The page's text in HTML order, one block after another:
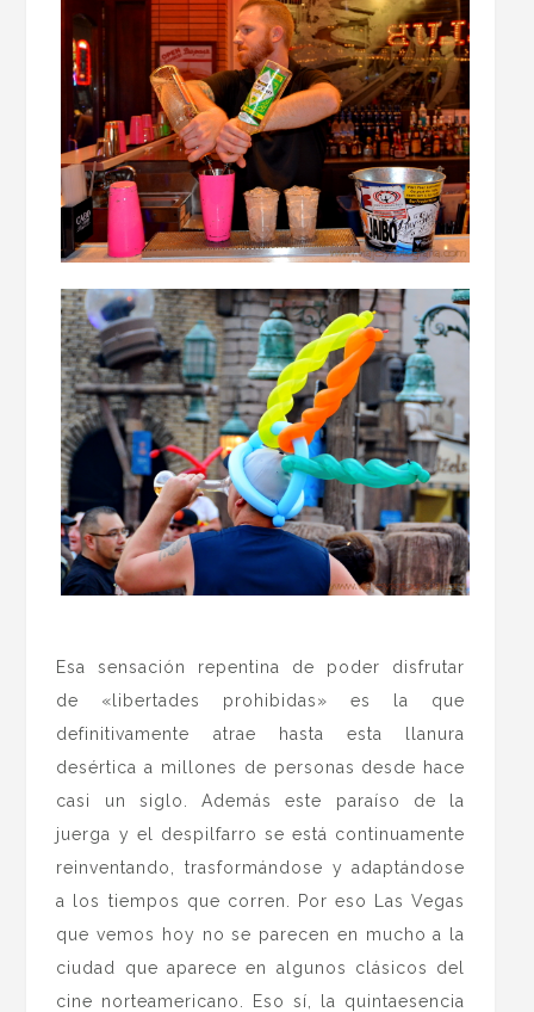
Esa sensación repentina de poder disfrutar
de «libertades prohibidas» es la que
definitivamente atrae hasta esta llanura
desértica a millones de personas desde hace
casi un siglo. Además este paraíso de la
juerga y el despilfarro se está continuamente
reinventando, trasformándose y adaptándose
a los tiempos que corren. Por eso Las Vegas
que vemos hoy no se parecen en mucho a la
ciudad que aparece en algunos clásicos del
cine norteamericano. Eso sí, la quintaesencia